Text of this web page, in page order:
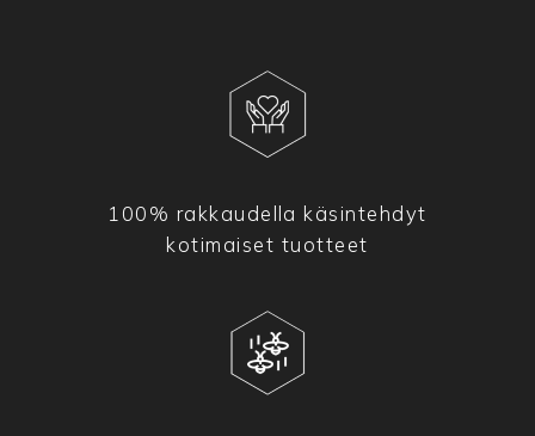
100% rakkaudella käsintehdyt
kotimaiset tuotteet